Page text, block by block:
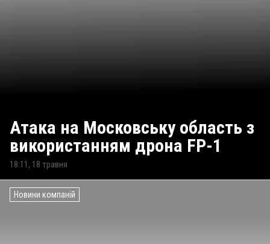
Атака на Московську область з
використанням дрона FP-1
18:11, 18 травня
Новини компаній